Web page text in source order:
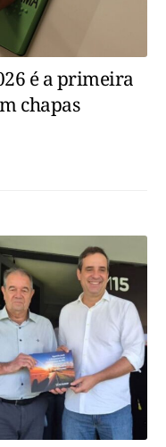
é a primeira
chapas